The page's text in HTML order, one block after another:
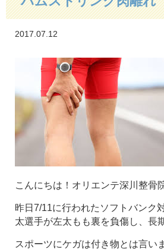
2017.07.12
こんにちは！オリエンテ深川整骨
昨日7/11に行われたソフトバンク
太選手が左太もも裏を負傷し、長
スポーツにケガは付き物とは言い